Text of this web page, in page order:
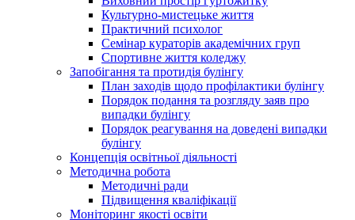
Культурно-мистецьке життя
Практичний психолог
Семінар кураторів академічних груп
Спортивне життя коледжу
Запобігання та протидія булінгу
План заходів щодо профілактики булінгу
Порядок подання та розгляду заяв про
випадки булінгу
Порядок реагування на доведені випадки
булінгу
Концепція освітньої діяльності
Методична робота
Методичні ради
Підвищення кваліфікації
Моніторинг якості освіти